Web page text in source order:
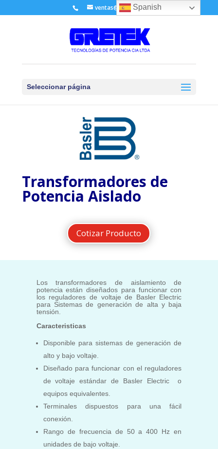
ventas@gretek.ec
Seleccionar página
Transformadores de
Potencia Aislado
Cotizar Producto
Los transformadores de aislamiento de
potencia están diseñados para funcionar con
los reguladores de voltaje de Basler Electric
para Sistemas de generación de alta y baja
tensión.
Caracteristicas
Disponible para sistemas de generación de
alto y bajo voltaje.
Diseñado para funcionar con el reguladores
de voltaje estándar de Basler Electric o
equipos equivalentes.
Terminales dispuestos para una fácil
conexión.
Rango de frecuencia de 50 a 400 Hz en
unidades de bajo voltaje.
Spanish